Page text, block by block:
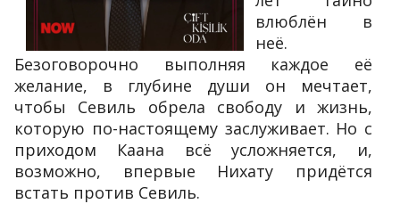
влюблён в
неё.
Безоговорочно выполняя каждое её
желание, в глубине души он мечтает,
чтобы Севиль обрела свободу и жизнь,
которую по-настоящему заслуживает. Но с
приходом Каана всё усложняется, и,
возможно, впервые Нихату придётся
встать против Севиль.